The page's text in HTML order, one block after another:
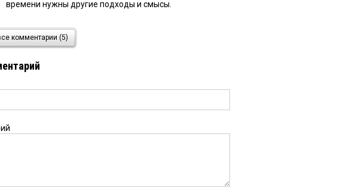
времени нужны другие подходы и смысы.
Олег Лизгунов 14 ноября 2025 в 18:39:
Да, согласен с омичом. Знаю Виктора Юрьевича лет 25. Ещё со времени совместной
работы в Департаменте недвижимости администрации Омска. На моих глазах он
рос и как профессионал в земельно-имущественных отношениях, и как чиновник (в
лицо, не сломался. Сохранил безусловную личную порядочность. А это дорогого
Омич 14 ноября 2025 в 17:07:
комментарии (5)